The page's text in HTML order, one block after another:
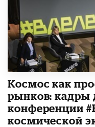
Космос как
рынков: кадры
конференции
космической